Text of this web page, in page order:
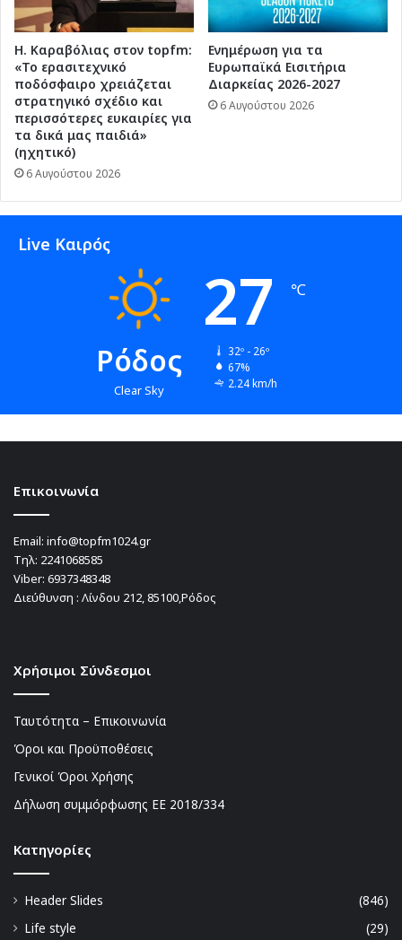
Η. Καραβόλιας στον topfm:
«Το ερασιτεχνικό
ποδόσφαιρο χρειάζεται
στρατηγικό σχέδιο και
περισσότερες ευκαιρίες για
τα δικά μας παιδιά»
(ηχητικό)
6 Αυγούστου 2026
Ενημέρωση για τα
Ευρωπαϊκά Εισιτήρια
Διαρκείας 2026-2027
6 Αυγούστου 2026
Live Καιρός
Ρόδος
Clear Sky
27 ℃
32º - 26º
67%
2.24 km/h
Επικοινωνία
Email: info@topfm1024.gr
Τηλ: 2241068585
Viber: 6937348348
Διεύθυνση : Λίνδου 212, 85100,Ρόδος
Χρήσιμοι Σύνδεσμοι
Ταυτότητα – Επικοινωνία
Όροι και Προϋποθέσεις
Γενικοί Όροι Χρήσης
Δήλωση συμμόρφωσης ΕΕ 2018/334
Kατηγορίες
Header Slides
(846)
Life style
(29)